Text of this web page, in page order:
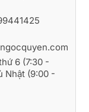
6 (7:30 -
Nhật (9:00 -